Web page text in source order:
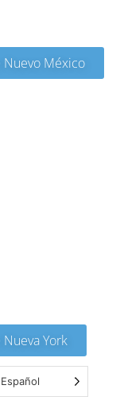
México
York
Español